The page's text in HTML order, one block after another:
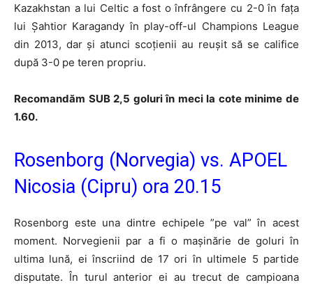
Kazakhstan a lui Celtic a fost o înfrângere cu 2-0 în fața
lui Șahtior Karagandy în play-off-ul Champions League
din 2013, dar și atunci scoțienii au reușit să se califice
după 3-0 pe teren propriu.
Recomandăm SUB 2,5 goluri în meci la cote minime de
1.60.
Rosenborg (Norvegia) vs. APOEL
Nicosia (Cipru) ora 20.15
Rosenborg este una dintre echipele ”pe val” în acest
moment. Norvegienii par a fi o mașinărie de goluri în
ultima lună, ei înscriind de 17 ori în ultimele 5 partide
disputate. În turul anterior ei au trecut de campioana